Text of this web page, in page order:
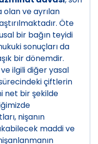
olan ve ayrılan
Öte
bir bağın teyidi
sonuçları da
bir dönemdir.
ilgili diğer yasal
çiftlerin
net bir şekilde
nişanın
maddi ve